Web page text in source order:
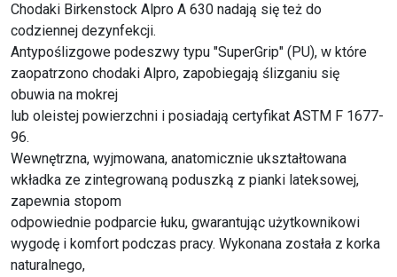
Chodaki Birkenstock Alpro A 630 nadają się też do
codziennej dezynfekcji.
Antypoślizgowe podeszwy typu "SuperGrip" (PU), w które
zaopatrzono chodaki Alpro, zapobiegają ślizganiu się
obuwia na mokrej
lub oleistej powierzchni i posiadają certyfikat ASTM F 1677-
96.
Wewnętrzna, wyjmowana, anatomicznie ukształtowana
wkładka ze zintegrowaną poduszką z pianki lateksowej,
zapewnia stopom
odpowiednie podparcie łuku, gwarantując użytkownikowi
wygodę i komfort podczas pracy. Wykonana została z korka
naturalnego,